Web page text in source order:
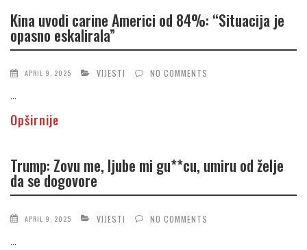
Kina uvodi carine Americi od 84%: “Situacija je
opasno eskalirala”
APRIL 9, 2025 VIJESTI NO COMMENTS
...
Opširnije
Trump: Zovu me, ljube mi gu**cu, umiru od želje
da se dogovore
APRIL 9, 2025 VIJESTI NO COMMENTS
...